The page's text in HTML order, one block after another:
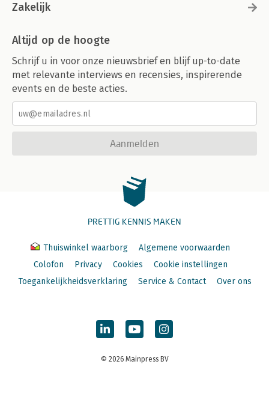
Zakelijk
Altijd op de hoogte
Schrijf u in voor onze nieuwsbrief en blijf up-to-date
met relevante interviews en recensies, inspirerende
events en de beste acties.
Aanmelden
PRETTIG KENNIS MAKEN
Thuiswinkel waarborg
Algemene voorwaarden
Colofon
Privacy Cookies
Cookie instellingen
Toegankelijkheidsverklaring
Service & Contact Over ons
© 2026 Mainpress BV